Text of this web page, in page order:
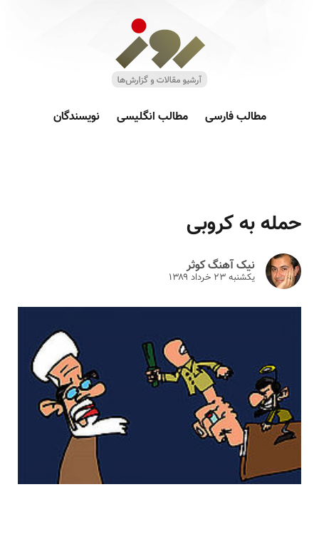
مطالب فارسی مطالب انگلیسی نویسندگان
حمله به کروبی
نیک آهنگ کوثر
یکشنبه ۲۳ خرداد ۱۳۸۹